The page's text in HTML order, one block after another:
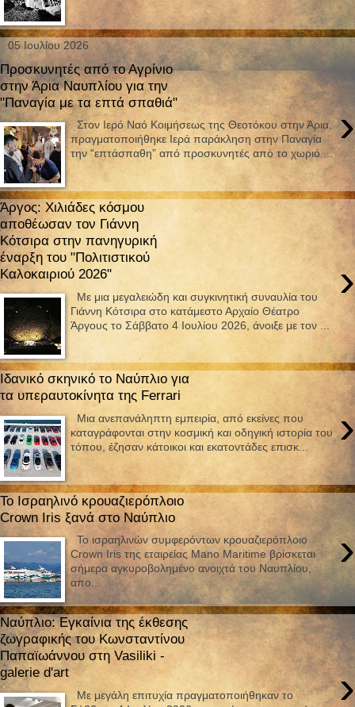
05 Ιουλίου 2026
Προσκυνητές από το Αγρίνιο
στην Άρια Ναυπλίου για την
"Παναγία με τα επτά σπαθιά"
›
Στον Ιερό Ναό Κοιμήσεως της Θεοτόκου στην Άρια,
πραγματοποιήθηκε Ιερά παράκληση στην Παναγία
την “επτάσπαθη” από προσκυνητές από το χωριό ...
Άργος: Χιλιάδες κόσμου
αποθέωσαν τον Γιάννη
Κότσιρα στην πανηγυρική
έναρξη του "Πολιτιστικού
Καλοκαιριού 2026"
›
Με μια μεγαλειώδη και συγκινητική συναυλία του
Γιάννη Κότσιρα στο κατάμεστο Αρχαίο Θέατρο
Άργους το Σάββατο 4 Ιουλίου 2026, άνοιξε με τον ...
Ιδανικό σκηνικό το Ναύπλιο για
τα υπεραυτοκίνητα της Ferrari
›
Μια ανεπανάληπτη εμπειρία, από εκείνες που
καταγράφονται στην κοσμική και οδηγική ιστορία του
τόπου, έζησαν κάτοικοι και εκατοντάδες επισκ...
Το Ισραηλινό κρουαζιερόπλοιο
Crown Iris ξανά στο Ναύπλιο
›
Το ισραηλινών συμφερόντων κρουαζιερόπλοιο
Crown Iris της εταιρείας Mano Maritime βρίσκεται
σήμερα αγκυροβολημένο ανοιχτά του Ναυπλίου,
απο...
Ναύπλιο: Εγκαίνια της έκθεσης
ζωγραφικής του Κωνσταντίνου
Παπαϊωάννου στη Vasiliki -
galerie d'art
›
Με μεγάλη επιτυχία πραγματοποιήθηκαν το